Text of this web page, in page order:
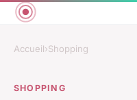
Accueil›Shopping
SHOPPING